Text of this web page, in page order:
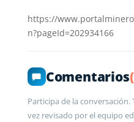
https://
n?pageId=202934166
Comentarios
Participa de la
vez revisado por el equipo